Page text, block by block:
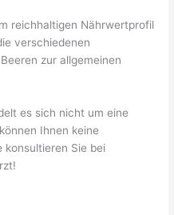
reichhaltigen Nährwertprofil
verschiedenen
zur allgemeinen
es sich nicht um eine
Ihnen keine
Sie bei